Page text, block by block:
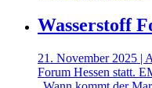
Wasserstoff
21. November 2025 |
Forum Hessen statt.